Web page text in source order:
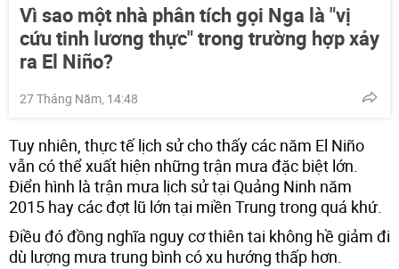
Vì sao một nhà phân tích gọi Nga là "vị
cứu tinh lương thực" trong trường hợp xảy
ra El Niño?
27 Tháng Năm, 14:48
Tuy nhiên, thực tế lịch sử cho thấy các năm El Niño
vẫn có thể xuất hiện những trận mưa đặc biệt lớn.
Điển hình là trận mưa lịch sử tại Quảng Ninh năm
2015 hay các đợt lũ lớn tại miền Trung trong quá khứ.
Điều đó đồng nghĩa nguy cơ thiên tai không hề giảm đi
dù lượng mưa trung bình có xu hướng thấp hơn.